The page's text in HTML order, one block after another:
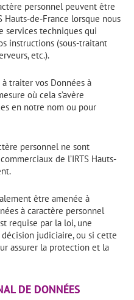
personnel peuvent être
Hauts-de-France lorsque nous
services techniques qui
instructions (sous-traitant
etc.).
traiter vos Données à
où cela s’avère
en notre nom ou pour
personnel ne sont
de l’IRTS Hauts-
être amenée à
à caractère personnel
requise par la loi, une
judiciaire, ou si cette
assurer la protection et la
DE DONNÉES